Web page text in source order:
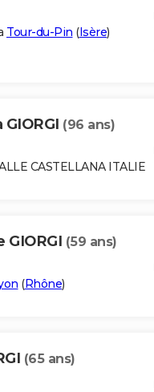
Tour-du-Pin (Isère)
(96 ans)
CASTELLANA ITALIE
GIORGI (59 ans)
(Rhône)
(65 ans)